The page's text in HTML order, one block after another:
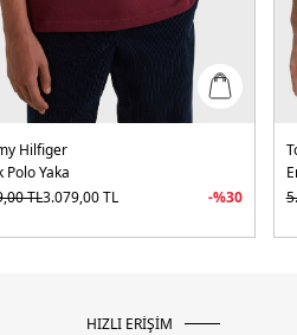
Hilfiger
Polo Yaka
TL3.079,00TL -%30
HIZLI ERİŞİM